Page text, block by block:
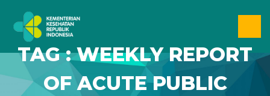
TAG : WEEKLY REPORT
OF ACUTE PUBLIC